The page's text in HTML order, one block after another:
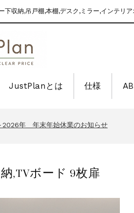
下収納,吊戸棚,本棚,デスク,ミラー,インテリ
JustPlanとは 仕様
2026年 年末年始休業のお知らせ
2026年 年末年始休業のお知らせ
,TVボード 9枚扉